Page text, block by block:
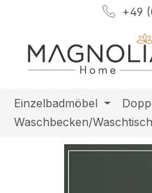
Hauptinhalt springen
Zur Suche springen
Zur Hauptnavigation+49
Einzelbadmöbel
Waschbecken/